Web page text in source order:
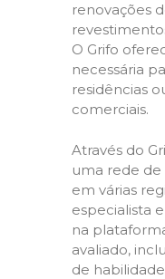
renovações
O Grifo
necessária
residências
comerciais.
Através do
uma rede de
em várias
especialista
na
avaliado,
de